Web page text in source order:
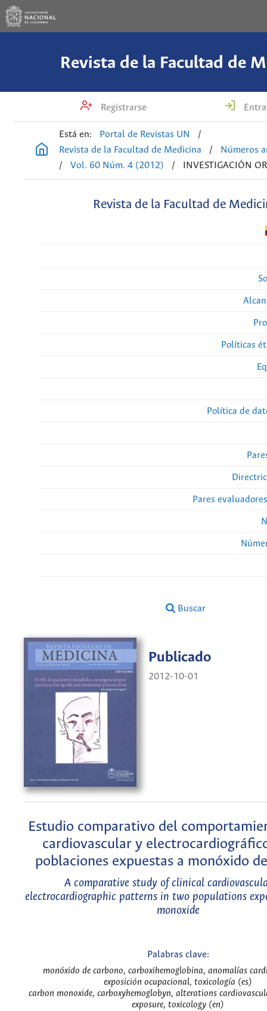
Revista de la Facultad de
Registrarse
Está en: Portal de Revistas UN
/
Revista de la Facultad de Medicina
/
Números
/
Vol. 60 Núm. 4 (2012) / INVESTIGACIÓN
Revista de la Facultad de
Políticas
Política de
Pares
Buscar
Publicado
2012-10-01
Estudio comparativo del
cardiovascular y
poblaciones expuestas a monóxido
A comparative study of clinical
electrocardiographic patterns in two populations
monoxide
Palabras clave:
monóxido de carbono, carboxihemoglobina, anomalías
exposición ocupacional, toxicología (es)
carbon monoxide, carboxyhemoglobyn, alterations
exposure, toxicology (en)